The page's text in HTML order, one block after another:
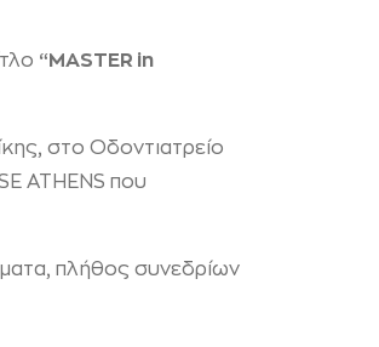
“MASTER in
στο Οδοντιατρείο
ATHENS που
πλήθος συνεδρίων